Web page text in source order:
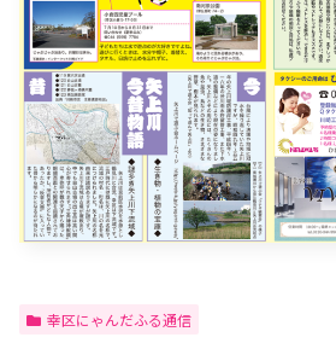
幸区にゃんだふる通信